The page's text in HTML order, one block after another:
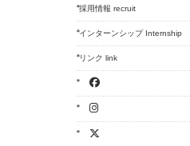
採用情報 recruit
インターンシップ Internship
リンク link